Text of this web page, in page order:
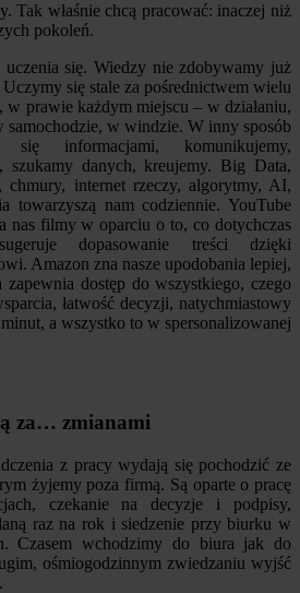
Tak właśnie chcą pracować: inaczej niż
pokoleń.
uczenia się. Wiedzy nie zdobywamy już
się stale za pośrednictwem wielu
w prawie każdym miejscu – w działaniu,
w windzie. W inny sposób
informacjami, komunikujemy,
szukamy danych, kreujemy. Big Data,
chmury, internet rzeczy, algorytmy, AI,
towarzyszą nam codziennie. YouTube
nas filmy w oparciu o to, co dotychczas
dopasowanie treści dzięki
Amazon zna nasze upodobania lepiej,
dostęp do wszystkiego, czego
łatwość decyzji, natychmiastowy
a wszystko to w spersonalizowanej
za… zmianami
z pracy wydają się pochodzić ze
żyjemy poza firmą. Są oparte o pracę
czekanie na decyzje i podpisy,
raz na rok i siedzenie przy biurku w
Czasem wchodzimy do biura jak do
ośmiogodzinnym zwiedzaniu wyjść